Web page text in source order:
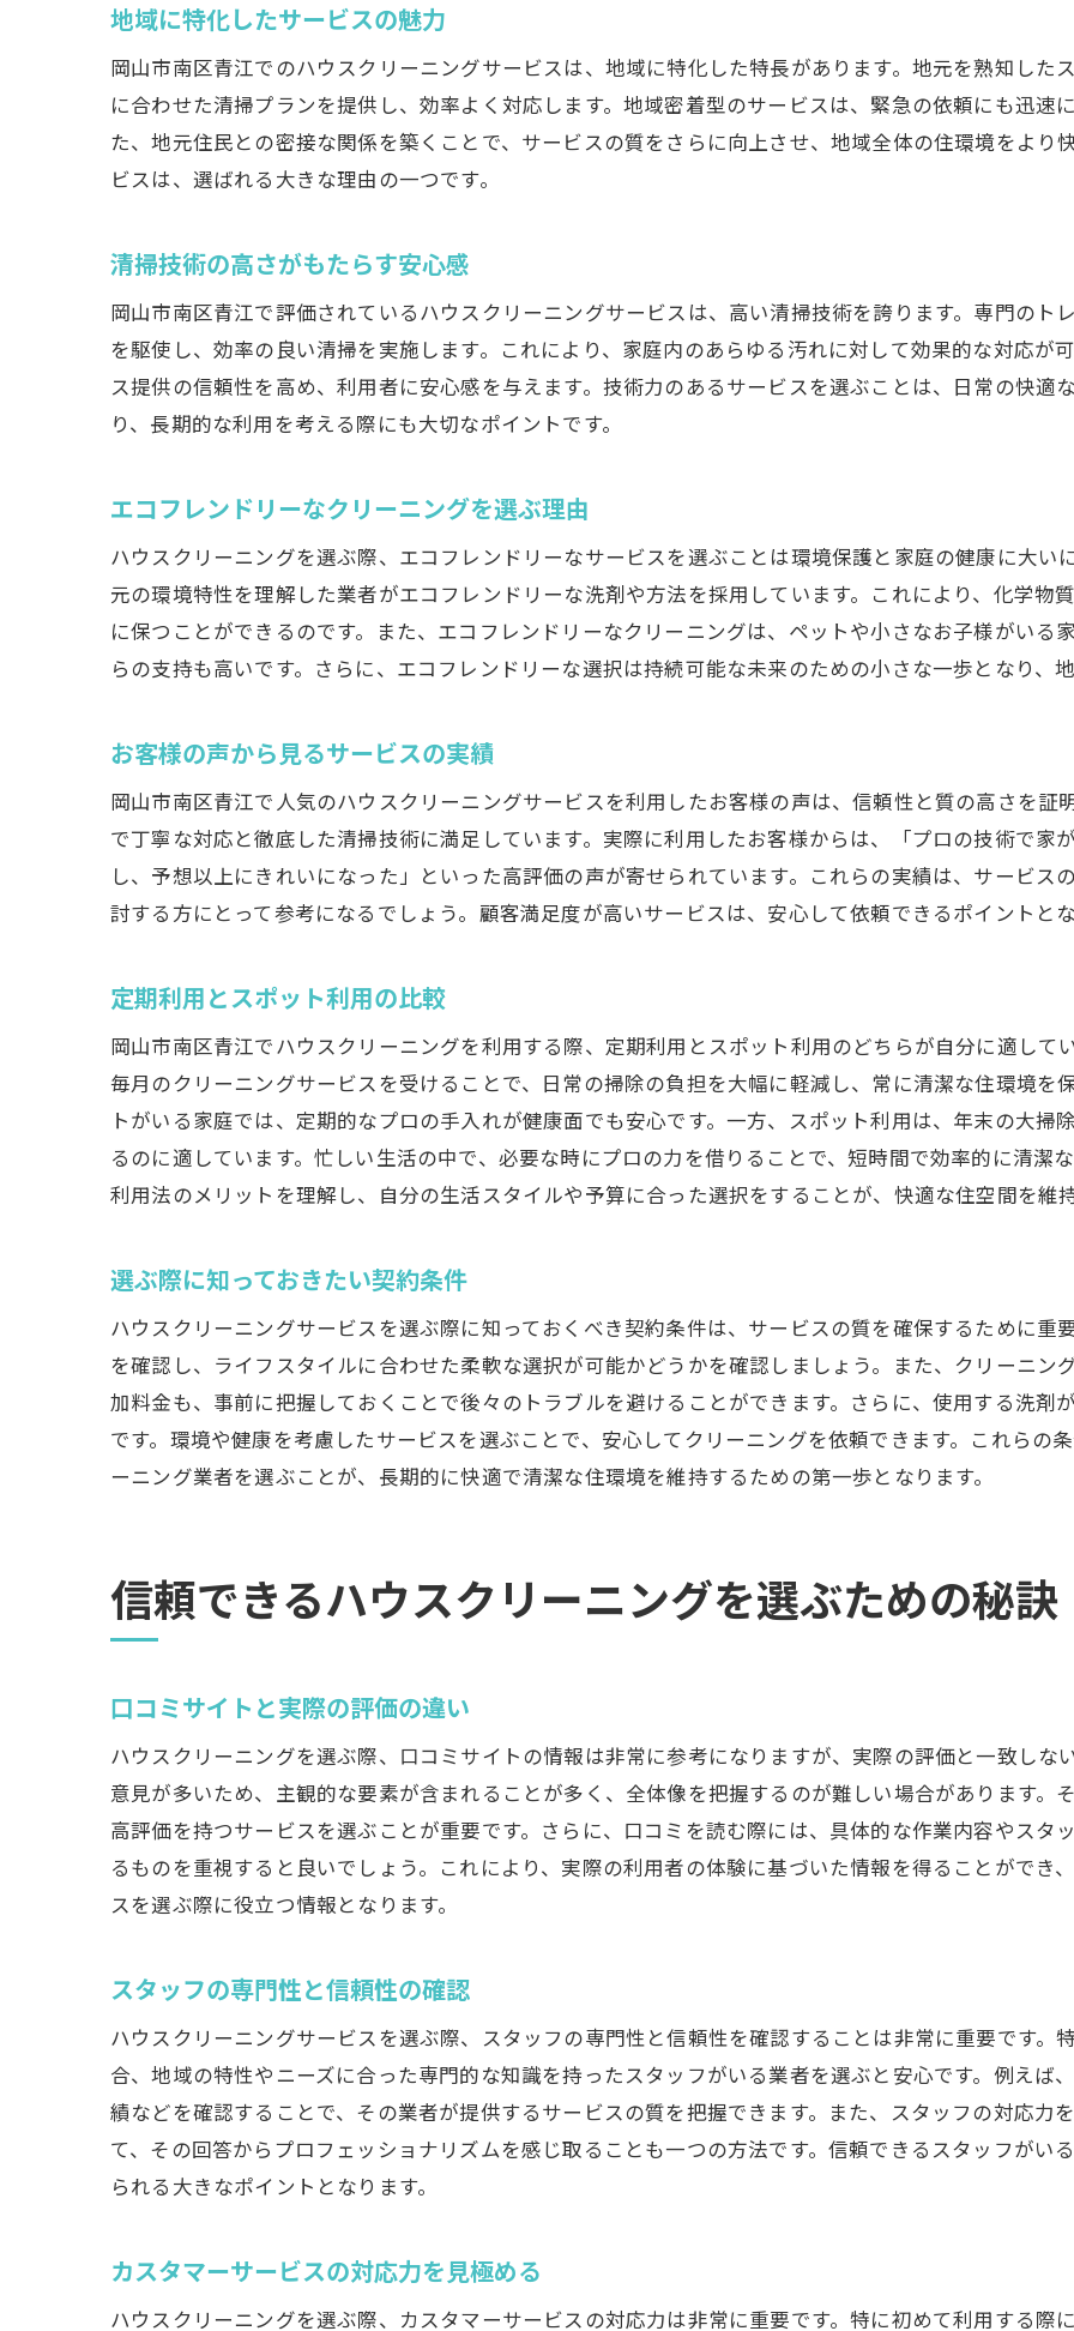
カスタマーサービスの対応力を見極める
保証制度とアフターケアの充実度
トライアルサービスを利用するメリット
費用とサービス内容のバランスを取る方法
割引プランやキャンペーンの活用法
見積もり比較で得られるコスト削減
コストパフォーマンスの高いサービスの特徴
地域特性を活かしたハウスクリーニングの選び方
岡山市南区青江の気候に適したクリーニング法
地域特有の汚れに対応するテクニック
地元の生活スタイルに合ったサービス選び
地域密着型のサービスの恩恵
おすすめのハウスクリーニングサービスは何が違うのか
他社とは異なる独自のサービス内容
技術力が生み出す差別化ポイント
サービスの多様性がもたらす選択肢の広がり
ハウスクリーニングを選ぶ際に考慮すべき重要な要素
サービスの透明性と信頼性
技術だけでなく人間性も重要
使用する清掃機材と薬剤の選び方
時間管理とスケジュール調整の重要性
快適な住環境を保つためのハウスクリーニング選び
健康的な生活のための清掃習慣
継続的なメンテナンスの重要性
アレルギー対策としてのハウスクリーニング
トラブル時の対応力を見るポイント
業者選びで避けたい落とし穴
満足度を高めるための下準備
地域に特化したサービスの魅力
岡山市南区青江でのハウスクリーニングサービスは、地域に特化した特長があります。地元を熟知した
に合わせた清掃プランを提供し、効率よく対応します。地域密着型のサービスは、緊急の依頼にも迅速
た、地元住民との密接な関係を築くことで、サービスの質をさらに向上させ、地域全体の住環境をより
ビスは、選ばれる大きな理由の一つです。
清掃技術の高さがもたらす安心感
岡山市南区青江で評価されているハウスクリーニングサービスは、高い清掃技術を誇ります。専門のト
を駆使し、効率の良い清掃を実施します。これにより、家庭内のあらゆる汚れに対して効果的な対応が
ス提供の信頼性を高め、利用者に安心感を与えます。技術力のあるサービスを選ぶことは、日常の快適
り、長期的な利用を考える際にも大切なポイントです。
エコフレンドリーなクリーニングを選ぶ理由
ハウスクリーニングを選ぶ際、エコフレンドリーなサービスを選ぶことは環境保護と家庭の健康に大い
元の環境特性を理解した業者がエコフレンドリーな洗剤や方法を採用しています。これにより、化学物
に保つことができるのです。また、エコフレンドリーなクリーニングは、ペットや小さなお子様がいる
らの支持も高いです。さらに、エコフレンドリーな選択は持続可能な未来のための小さな一歩となり、
お客様の声から見るサービスの実績
岡山市南区青江で人気のハウスクリーニングサービスを利用したお客様の声は、信頼性と質の高さを証
で丁寧な対応と徹底した清掃技術に満足しています。実際に利用したお客様からは、「プロの技術で家
し、予想以上にきれいになった」といった高評価の声が寄せられています。これらの実績は、サービス
討する方にとって参考になるでしょう。顧客満足度が高いサービスは、安心して依頼できるポイントと
定期利用とスポット利用の比較
岡山市南区青江でハウスクリーニングを利用する際、定期利用とスポット利用のどちらが自分に適して
毎月のクリーニングサービスを受けることで、日常の掃除の負担を大幅に軽減し、常に清潔な住環境を
トがいる家庭では、定期的なプロの手入れが健康面でも安心です。一方、スポット利用は、年末の大掃
るのに適しています。忙しい生活の中で、必要な時にプロの力を借りることで、短時間で効率的に清潔
利用法のメリットを理解し、自分の生活スタイルや予算に合った選択をすることが、快適な住空間を維
選ぶ際に知っておきたい契約条件
ハウスクリーニングサービスを選ぶ際に知っておくべき契約条件は、サービスの質を確保するために重
を確認し、ライフスタイルに合わせた柔軟な選択が可能かどうかを確認しましょう。また、クリーニン
加料金も、事前に把握しておくことで後々のトラブルを避けることができます。さらに、使用する洗剤
です。環境や健康を考慮したサービスを選ぶことで、安心してクリーニングを依頼できます。これらの
ーニング業者を選ぶことが、長期的に快適で清潔な住環境を維持するための第一歩となります。
信頼できるハウスクリーニングを選ぶための秘訣
口コミサイトと実際の評価の違い
ハウスクリーニングを選ぶ際、口コミサイトの情報は非常に参考になりますが、実際の評価と一致しな
意見が多いため、主観的な要素が含まれることが多く、全体像を把握するのが難しい場合があります。
高評価を持つサービスを選ぶことが重要です。さらに、口コミを読む際には、具体的な作業内容やスタ
るものを重視すると良いでしょう。これにより、実際の利用者の体験に基づいた情報を得ることができ
スを選ぶ際に役立つ情報となります。
スタッフの専門性と信頼性の確認
ハウスクリーニングサービスを選ぶ際、スタッフの専門性と信頼性を確認することは非常に重要です。
合、地域の特性やニーズに合った専門的な知識を持ったスタッフがいる業者を選ぶと安心です。例えば
績などを確認することで、その業者が提供するサービスの質を把握できます。また、スタッフの対応力
て、その回答からプロフェッショナリズムを感じ取ることも一つの方法です。信頼できるスタッフがい
られる大きなポイントとなります。
カスタマーサービスの対応力を見極める
ハウスクリーニングを選ぶ際、カスタマーサービスの対応力は非常に重要です。特に初めて利用する際